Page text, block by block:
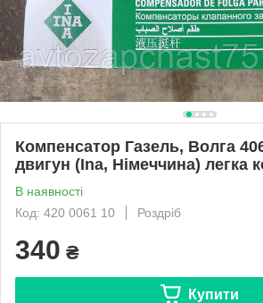
Компенсатор Газель, Волга
двигун (Ina, Німеччина) легка
В наявності
Код: 420 0061 10
Роздріб
340 ₴
Купити